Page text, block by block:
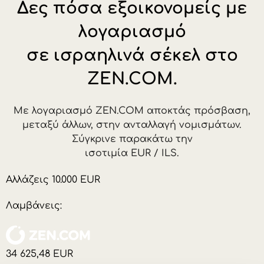
Δες πόσα εξοικονομείς με
λογαριασμό
σε ισραηλινά σέκελ στο
ZEN.COM.
Με λογαριασμό ZEN.COM αποκτάς πρόσβαση,
μεταξύ άλλων, στην ανταλλαγή νομισμάτων.
Σύγκρινε παρακάτω την
ισοτιμία EUR / ILS.
Αλλάζεις 10.000 EUR
Λαμβάνεις:
34 625,48 EUR